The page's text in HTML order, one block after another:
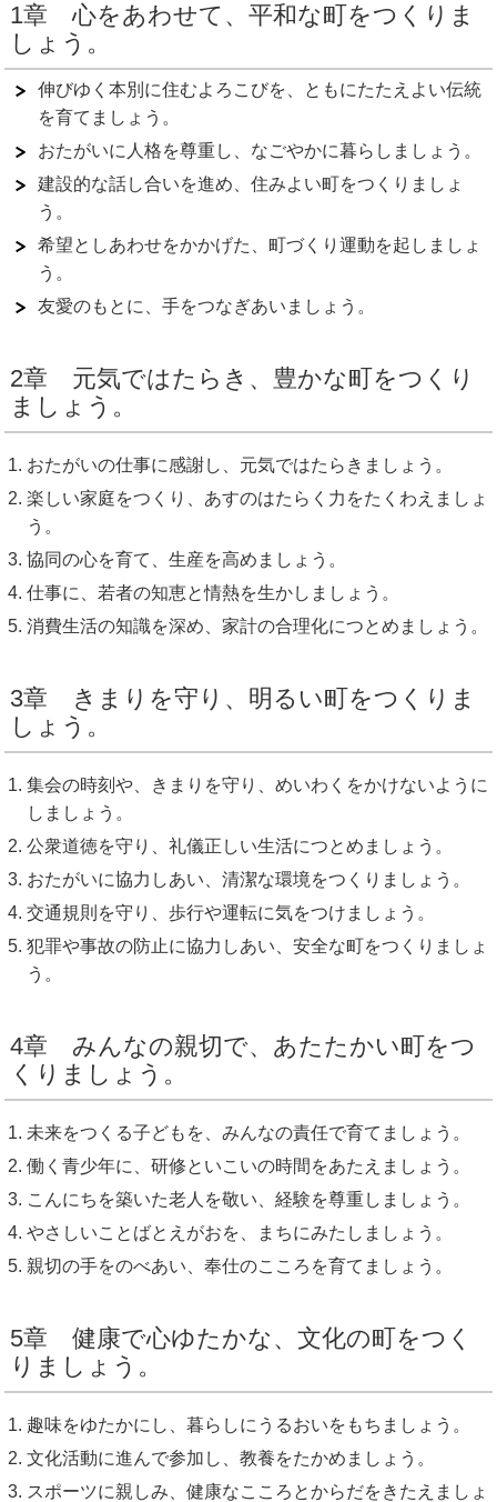
1章 心をあわせて、平和な町をつくりま
しょう。
伸びゆく本別に住むよろこびを、ともにたたえよい伝統
を育てましょう。
おたがいに人格を尊重し、なごやかに暮らしましょう。
建設的な話し合いを進め、住みよい町をつくりましょ
う。
希望としあわせをかかげた、町づくり運動を起しましょ
う。
友愛のもとに、手をつなぎあいましょう。
2章 元気ではたらき、豊かな町をつくり
ましょう。
おたがいの仕事に感謝し、元気ではたらきましょう。
楽しい家庭をつくり、あすのはたらく力をたくわえましょ
う。
協同の心を育て、生産を高めましょう。
仕事に、若者の知恵と情熱を生かしましょう。
消費生活の知識を深め、家計の合理化につとめましょう。
3章 きまりを守り、明るい町をつくりま
しょう。
集会の時刻や、きまりを守り、めいわくをかけないように
しましょう。
公衆道徳を守り、礼儀正しい生活につとめましょう。
おたがいに協力しあい、清潔な環境をつくりましょう。
交通規則を守り、歩行や運転に気をつけましょう。
犯罪や事故の防止に協力しあい、安全な町をつくりましょ
う。
4章 みんなの親切で、あたたかい町をつ
くりましょう。
未来をつくる子どもを、みんなの責任で育てましょう。
働く青少年に、研修といこいの時間をあたえましょう。
こんにちを築いた老人を敬い、経験を尊重しましょう。
やさしいことばとえがおを、まちにみたしましょう。
親切の手をのべあい、奉仕のこころを育てましょう。
5章 健康で心ゆたかな、文化の町をつく
りましょう。
趣味をゆたかにし、暮らしにうるおいをもちましょう。
文化活動に進んで参加し、教養をたかめましょう。
スポーツに親しみ、健康なこころとからだをきたえましょ